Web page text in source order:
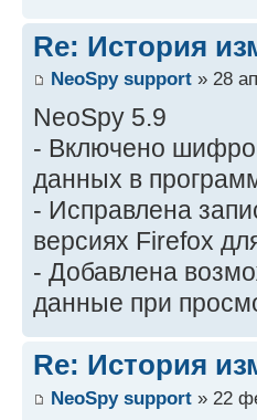
Re: История
NeoSpy support » 28
NeoSpy 5.9
- Включено
данных в
- Исправлена
версиях Firefox
- Добавлена
данные при
Re: История
NeoSpy support » 22